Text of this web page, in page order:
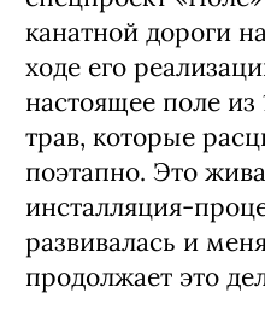
канатной дороги
ходе его
настоящее поле из
трав, которые
поэтапно. Это
инсталляция-
развивалась и
продолжает это